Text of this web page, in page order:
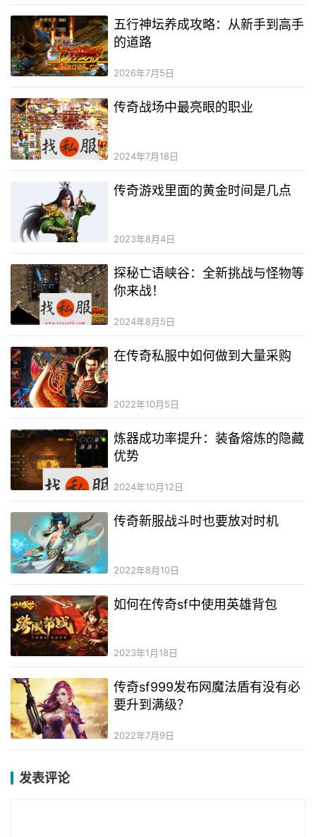
五行神坛养成攻略：从新手到高手
的道路
2026年7月5日
传奇战场中最亮眼的职业
2024年7月18日
传奇游戏里面的黄金时间是几点
2023年8月4日
探秘亡语峡谷：全新挑战与怪物等
你来战！
2024年8月5日
在传奇私服中如何做到大量采购
2022年10月5日
炼器成功率提升：装备熔炼的隐藏
优势
2024年10月12日
传奇新服战斗时也要放对时机
2022年8月10日
如何在传奇sf中使用英雄背包
2023年1月18日
传奇sf999发布网魔法盾有没有必
要升到满级？
2022年7月9日
发表评论